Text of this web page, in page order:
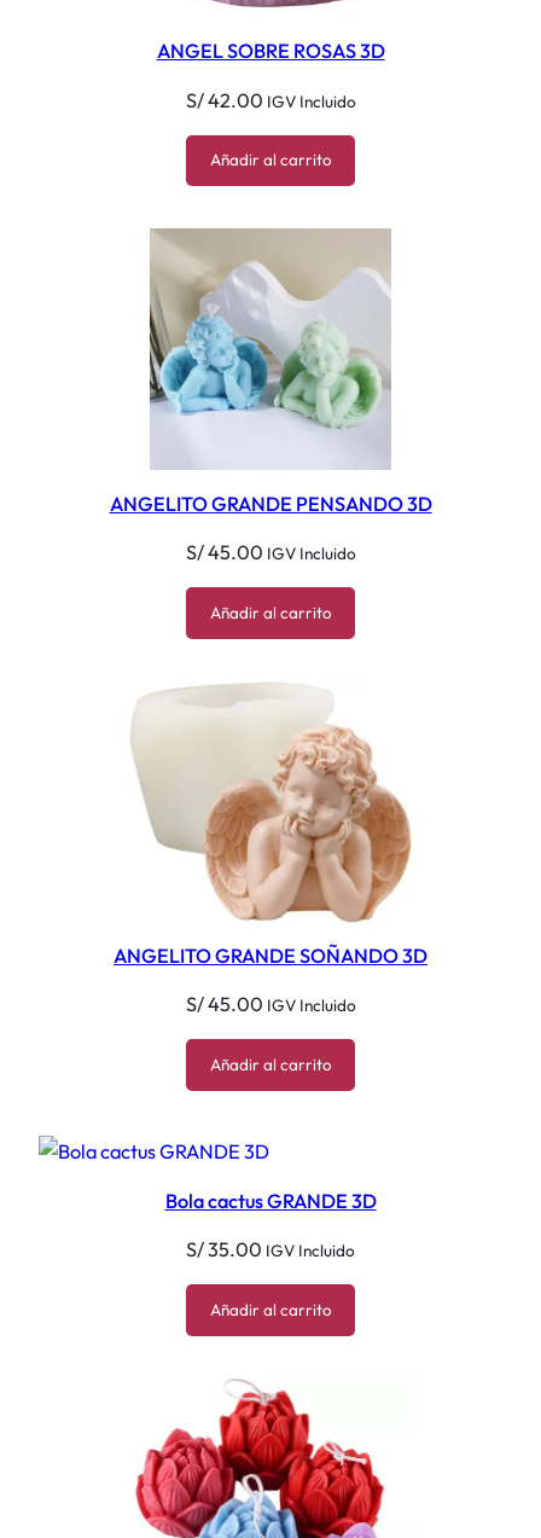
ANGEL SOBRE ROSAS 3D
S/42.00 IGV Incluido
Añadir al carrito
ANGELITO GRANDE PENSANDO 3D
S/45.00 IGV Incluido
Añadir al carrito
ANGELITO GRANDE SOÑANDO 3D
S/45.00 IGV Incluido
Añadir al carrito
Bola cactus GRANDE 3D
S/35.00 IGV Incluido
Añadir al carrito